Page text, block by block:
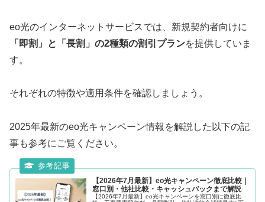
eo光のインターネットサービスでは、新規契約者向けに
「即割」と「長割」の2種類の割引プランを提供していま
す。
それぞれの特徴や適用条件を確認しましょう。
2025年最新のeo光キャンペーン情報を解説した以下の記
事も参考にご覧ください。
【2026年7月最新】eo光キャンペーン徹底比較｜
窓口別・他社比較・キャッシュバックまで解説
【2026年7月最新】eo光キャンペーンを窓口別に徹底比